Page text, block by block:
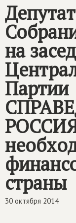
на
Партии
страны
30 октября 2014